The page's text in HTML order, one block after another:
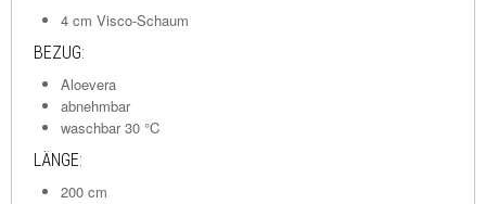
4 cm Visco-Schaum
BEZUG:
Aloevera
abnehmbar
waschbar 30 °C
LÄNGE:
200 cm